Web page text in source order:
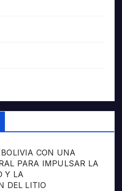
CON UNA
PARA IMPULSAR LA
Y LA
DEL LITIO